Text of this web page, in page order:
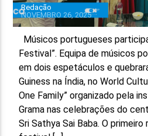
ON FM
Redação
NOVEMBRO 26, 2025
Músicos portugueses
Festival”. Equipa de músicos
em dois espetáculos e
Guiness na Índia, no World
One Family” organizado pela
Grama nas celebrações do
Sri Sathya Sai Baba. O